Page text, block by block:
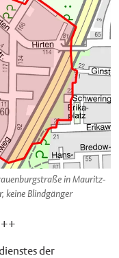
in Mauritz-
keine Blindgänger
der